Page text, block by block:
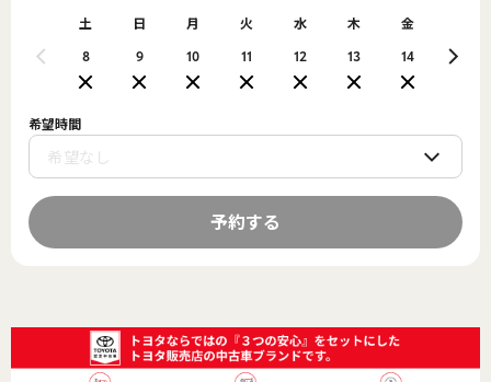
土
8
日
9
月
10
火
11
水
12
木
13
金
14 15
希望時間
予約する